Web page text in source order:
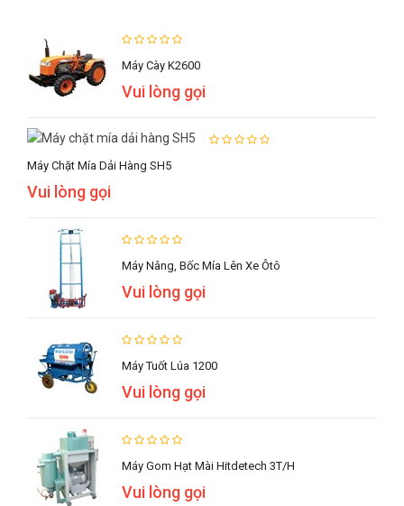
Máy Cày K2600
Vui lòng gọi
Máy Chặt Mía Dải Hàng SH5
Vui lòng gọi
Máy Nâng, Bốc Mía Lên Xe Ôtô
Vui lòng gọi
Máy Tuốt Lúa 1200
Vui lòng gọi
Máy Gom Hạt Mài Hitdetech 3T/h
Vui lòng gọi